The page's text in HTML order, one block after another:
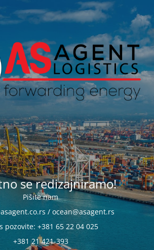
se redizajniramo!
Pišite nam
/ ocean@asagent.rs
pozovite: +381 65 22 04 025
+381 21 421-393